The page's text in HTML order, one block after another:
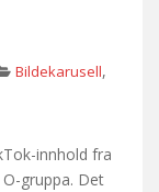
Bildekarusell,
innhold fra
gruppa. Det